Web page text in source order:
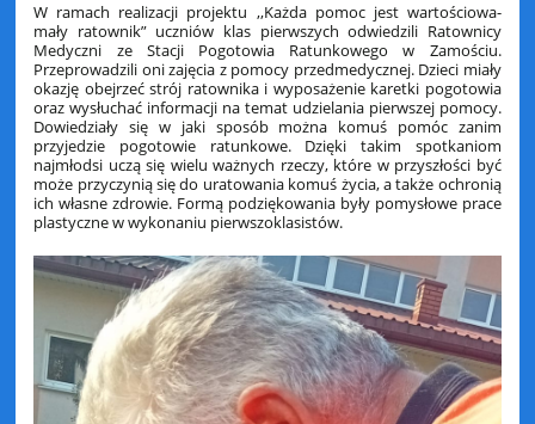
W ramach realizacji projektu ,,Każda pomoc jest wartościowa-
mały ratownik” uczniów klas pierwszych odwiedzili Ratownicy
Medyczni ze Stacji Pogotowia Ratunkowego w Zamościu.
Przeprowadzili oni zajęcia z pomocy przedmedycznej. Dzieci miały
okazję obejrzeć strój ratownika i wyposażenie karetki pogotowia
oraz wysłuchać informacji na temat udzielania pierwszej pomocy.
Dowiedziały się w jaki sposób można komuś pomóc zanim
przyjedzie pogotowie ratunkowe. Dzięki takim spotkaniom
najmłodsi uczą się wielu ważnych rzeczy, które w przyszłości być
może przyczynią się do uratowania komuś życia, a także ochronią
ich własne zdrowie. Formą podziękowania były pomysłowe prace
plastyczne w wykonaniu pierwszoklasistów.